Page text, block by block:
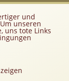
und
unseren
uns tote Links